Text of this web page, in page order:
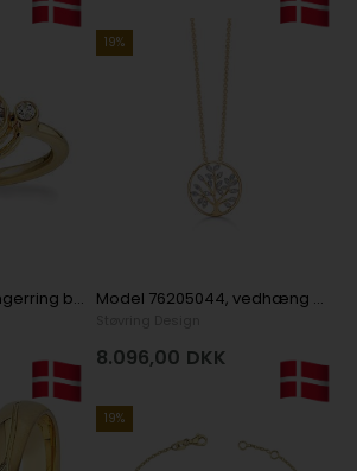
Model 67950339, Fingerring blank i 14 karat guld
19%
Model 76205044, vedhæng med kæde Ø 19 mm, kæde 42 + 3 cm i 14 karat rødguld
8.096,00 DKK
19%